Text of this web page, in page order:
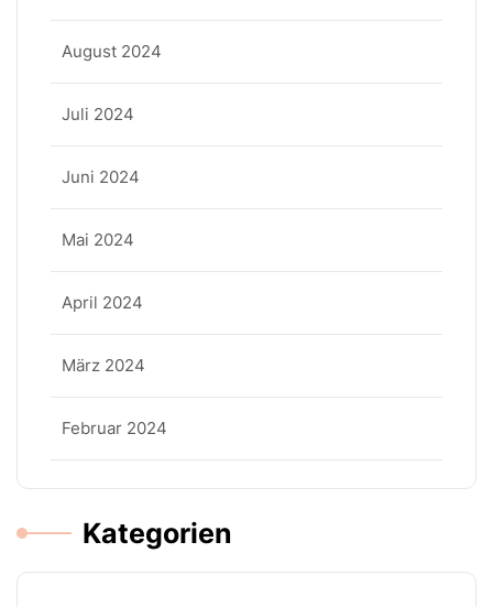
August 2024
Juli 2024
Juni 2024
Mai 2024
April 2024
März 2024
Februar 2024
Kategorien